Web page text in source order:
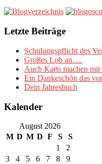
Letzte Beiträge
Schulungspflicht des
Großes Lob an….
Auch Karts machen
Ein Dankeschön das
Dein Jahresbuch
Kalender
August 2026
M D M D F S
S
1
2
3
4 5 6 7 8
9